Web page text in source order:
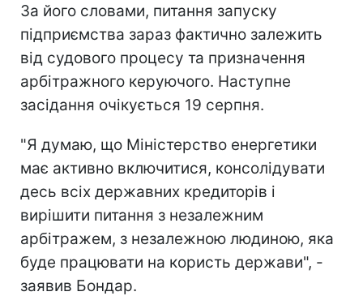
За його словами, питання запуску
підприємства зараз фактично залежить
від судового процесу та призначення
арбітражного керуючого. Наступне
засідання очікується 19 серпня.
"Я думаю, що Міністерство енергетики
має активно включитися, консолідувати
десь всіх державних кредиторів і
вирішити питання з незалежним
арбітражем, з незалежною людиною, яка
буде працювати на користь держави", -
заявив Бондар.